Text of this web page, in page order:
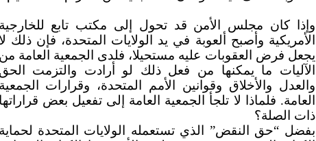
وإذا كان مجلس الأمن قد تحول إلى مكتب تابع
الأمريكية وأصبح ألعوبة في يد الولايات المتحدة، فإن ذلك
يجعل فرض العقوبات عليه مستحيلا، فلدى الجمعية العامة
الآليات ما يمكنها من فعل ذلك لو أرادت والتزمت
والعدل والأخلاق وقوانين الأمم المتحدة، وقرارات
العامة. فلماذا لا تلجأ الجمعية العامة إلى تفعيل بعض
ذات الصلة؟
بفضل “حق النقض” الذي تستعمله الولايات المتحدة